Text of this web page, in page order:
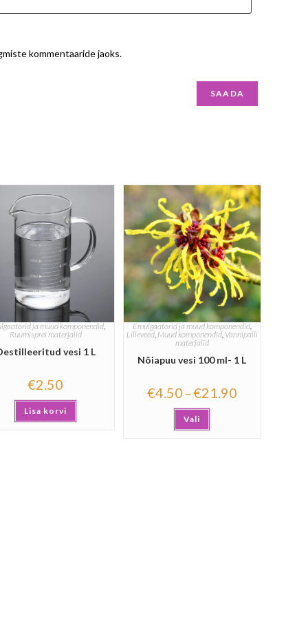
kommentaaride jaoks.
ja muud komponendid,
Ruumisprei materjalid
vesi 1 L
€2.50
Lisa korvi
Emulgaatorid ja muud komponendid,
Lilleveed, Muud komponendid, Vannipalli
materjalid
Nõiapuu vesi 100 ml- 1 L
€4.50 –€21.90
Vali